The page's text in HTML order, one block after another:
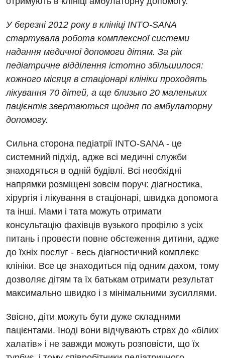
Заходи БПР
Інтернатура
Енциклопедія
Програма лояльності
Відгуки
Відео
Діагностика
Ангіографічні дослідження
Діагностичне відділення
Ендоскопічне відділення
Інструментальна діагностика
Комп’ютерна томографія
Магнітно-резонансна томографія
Мамографія
Нейросонографія
Рентгенографія
УЗД
Для дорослих
Акушерство і гінекологія
Алергологія, імунологія
Безоплатні послуги
Відділ госпіталізації
Відділення кардіосудинної патології та неврології
Відділення невідкладних станів
Відділення інтенсивної терапії
Денний стаціонар
Діагностичне відділення
Ендоскопічне відділення
Онкологічне відділлення
Офтальмологічне відділення
Педіатричне відділення
Терапевтичне відділення
Травматологічне відділення
Урологічне відділення
Хірургічне відділення
Швидка медична допомога
Декларування
Лікування гострого інфаркту
Національний скринінг здоров’я 40+
Українська
Російська
У березні 2012 року в клініці INTO-SANA
стартувала робота комплексної системи
надання медичної допомоги дітям. За рік
педіатричне відділення істотно збільшилося:
кожного місяця в стаціонарі клініки проходять
лікування 70 дітей, а ще близько 20 маленьких
пацієнтів звертаються щодня по амбулаторну
допомогу.
Сильна сторона педіатрії INTO-SANA - це
системний підхід, адже всі медичні служби
знаходяться в одній будівлі. Всі необхідні
напрямки розміщені зовсім поруч: діагностика,
хірургія і лікування в стаціонарі, швидка допомога
та інші. Мами і тата можуть отримати
консультацію фахівців вузького профілю з усіх
питань і провести повне обстеження дитини, адже
до їхніх послуг - весь діагностичний комплекс
клініки. Все це знаходиться під одним дахом, тому
дозволяє дітям та їх батькам отримати результат
максимально швидко і з мінімальними зусиллями.
Звісно, діти можуть бути дуже складними
пацієнтами. Іноді вони відчувають страх до «білих
халатів» і не завжди можуть розповісти, що їх